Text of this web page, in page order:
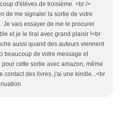
d'élèves de troisième. <br />
de me signaler la sortie de votre
Je vais essayer de me le procurer
et je le lirai avec grand plaisir !<br
aussi quand des auteurs viennent
beaucoup de votre message et
cette sortie avec amazon, même
contact des livres, j'ai une kindle...<br